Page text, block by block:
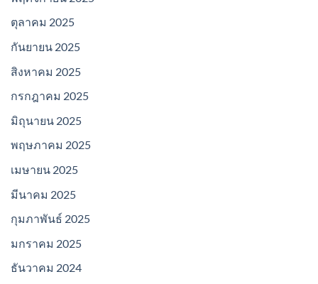
ตุลาคม 2025
กันยายน 2025
สิงหาคม 2025
กรกฎาคม 2025
มิถุนายน 2025
พฤษภาคม 2025
เมษายน 2025
มีนาคม 2025
กุมภาพันธ์ 2025
มกราคม 2025
ธันวาคม 2024